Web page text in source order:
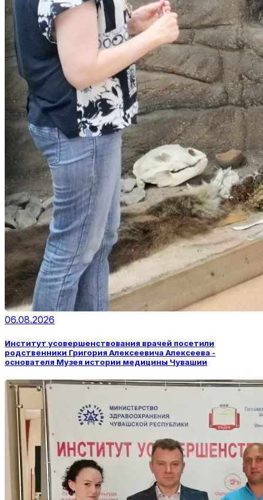
06.08.2026
Институт усовершенствования врачей посетили
родственники Григория Алексеевича Алексеева -
основателя Музея истории медицины Чувашии